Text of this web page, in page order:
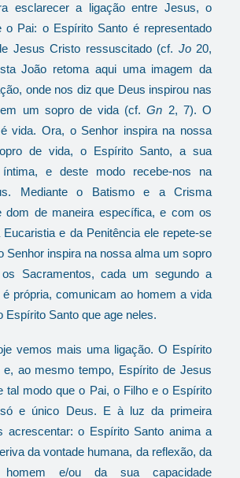
esclarecer a ligação entre Jesus, o
o Pai: o Espírito Santo é representado
Jesus Cristo ressuscitado (cf. Jo 20,
João retoma aqui uma imagem da
onde nos diz que Deus inspirou nas
um sopro de vida (cf.Gn 2, 7). O
vida. Ora, o Senhor inspira na nossa
de vida, o Espírito Santo, a sua
e deste modo recebe-nos na
Mediante o Batismo e a Crisma
dom de maneira específica, e com os
e da Penitência ele repete-se
Senhor inspira na nossa alma um sopro
Sacramentos, cada um segundo a
é própria, comunicam ao homem a vida
Espírito Santo que age neles.
vemos mais uma ligação. O Espírito
e, ao mesmo tempo, Espírito de Jesus
tal modo que o Pai, o Filho e o Espírito
e único Deus. E à luz da primeira
acrescentar: o Espírito Santo anima a
da vontade humana, da reflexão, da
homem e/ou da sua capacidade